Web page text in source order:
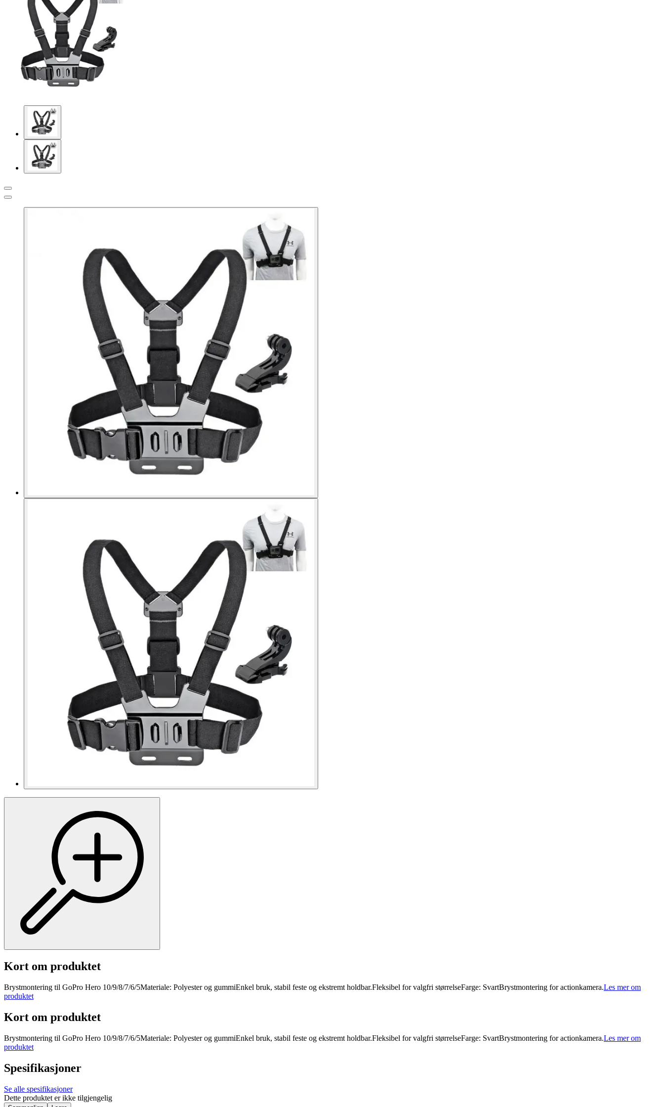
Kort om produktet
Brystmontering til GoPro Hero 10/9/8/7/6/5Materiale: Polyester og gummiEnkel bruk, stabil feste og ekstremt holdbar.Fleksibel for valgfri størrelseFarge: SvartBrystmontering for actionkamera.Les mer om
produktet
Kort om produktet
Brystmontering til GoPro Hero 10/9/8/7/6/5Materiale: Polyester og gummiEnkel bruk, stabil feste og ekstremt holdbar.Fleksibel for valgfri størrelseFarge: SvartBrystmontering for actionkamera.Les mer om
produktet
Spesifikasjoner
Se alle spesifikasjoner
Dette produktet er ikke tilgjengelig